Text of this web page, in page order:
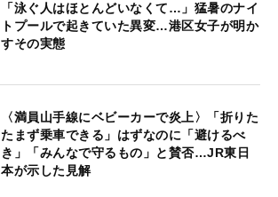
「泳ぐ人はほとんどいなくて…」猛暑のナイ
トプールで起きていた異変…港区女子が明か
すその実態
〈満員山手線にベビーカーで炎上〉「折りた
たまず乗車できる」はずなのに「避けるべ
き」「みんなで守るもの」と賛否…JR東日
本が示した見解